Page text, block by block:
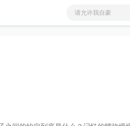
请允许我自豪
有兽焉